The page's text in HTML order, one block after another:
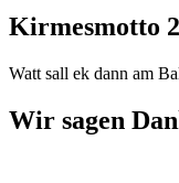
Kirmesmotto
Watt sall ek dann am
Wir sagen